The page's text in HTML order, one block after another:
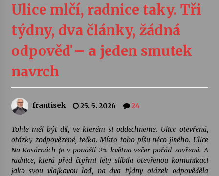
Vernisáž výstavy Josefíny Duškové: Stávám se
kapkou
30. 7. 2026
Veselí muzikanti
šedesátka: 28. 7.–1. 8. 2026
Letní koncerty ve Stromovce: Kolchoz a
Jenakaši
28. 7. 2026
Ulice mlčí, radnice taky. Tři
týdny, dva články, žádná
odpověď – a jeden smutek
navrch
frantisek 25. 5. 2026 24
Tohle měl být díl, ve kterém si oddechneme. Ulice otevřená,
otázky zodpovězené, tečka. Místo toho píšu něco jiného. Ulice
Na Kasárnách je v pondělí 25. května večer pořád zavřená. A
radnice, která před čtyřmi lety slíbila otevřenou komunikaci
jako svou vlajkovou loď, na dva týdny otázek odpověděla